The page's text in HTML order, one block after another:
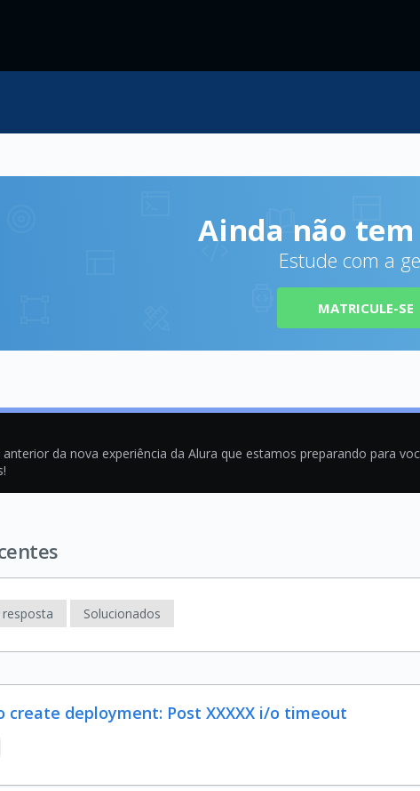
Ainda não tem
Estude com a
MATRICULE-SE
da nova experiência da Alura que estamos preparando para
resposta Solucionados
create deployment: Post XXXXX i/o timeout